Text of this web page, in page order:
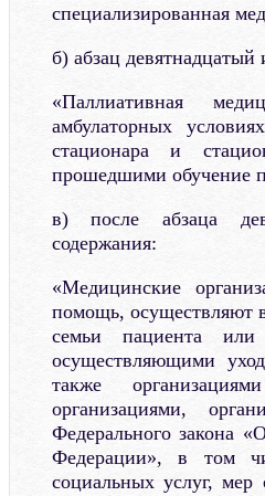
специализированная
б) абзац
«Паллиативная
амбулаторных
стационара и
прошедшими обучение
в) после абзаца
содержания:
«Медицинские
помощь, осуществляют
семьи пациента или
осуществляющими
также
организациями,
Федерального закона
Федерации», в том
социальных услуг,